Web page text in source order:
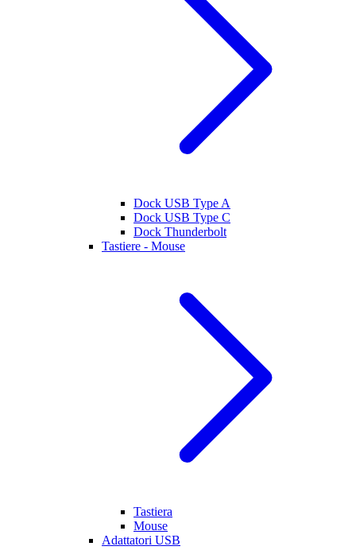
Dock USB Type A
Dock USB Type C
Dock Thunderbolt
Tastiere - Mouse
Tastiera
Mouse
Adattatori USB